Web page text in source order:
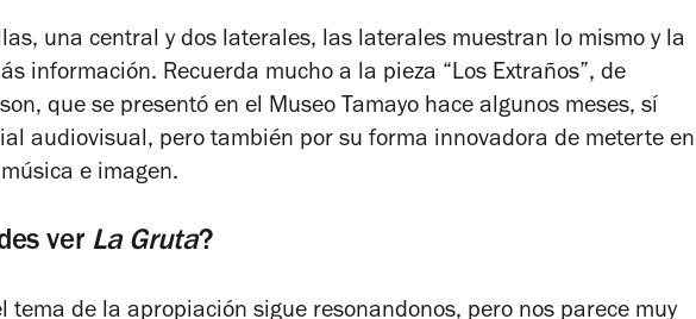
una central y dos laterales, las laterales muestran lo mismo y la
información. Recuerda mucho a la pieza “Los Extraños”, de
que se presentó en el Museo Tamayo hace algunos meses, sí
audiovisual, pero también por su forma innovadora de meterte en
e imagen.
ver La Gruta?
tema de la apropiación sigue resonandonos, pero nos parece muy